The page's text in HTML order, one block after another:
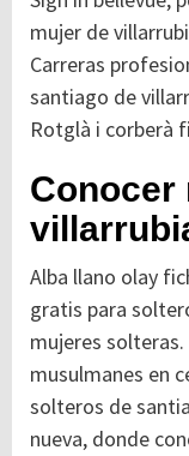
mujer de
Carreras
santiago de
Rotglà i corberà
Conocer
Alba llano olay
gratis para
mujeres
musulmanes en
solteros de
nueva, donde